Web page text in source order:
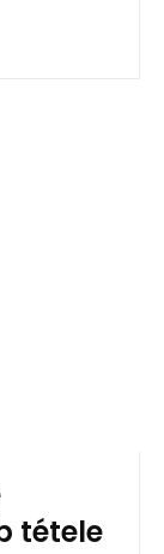
tétele